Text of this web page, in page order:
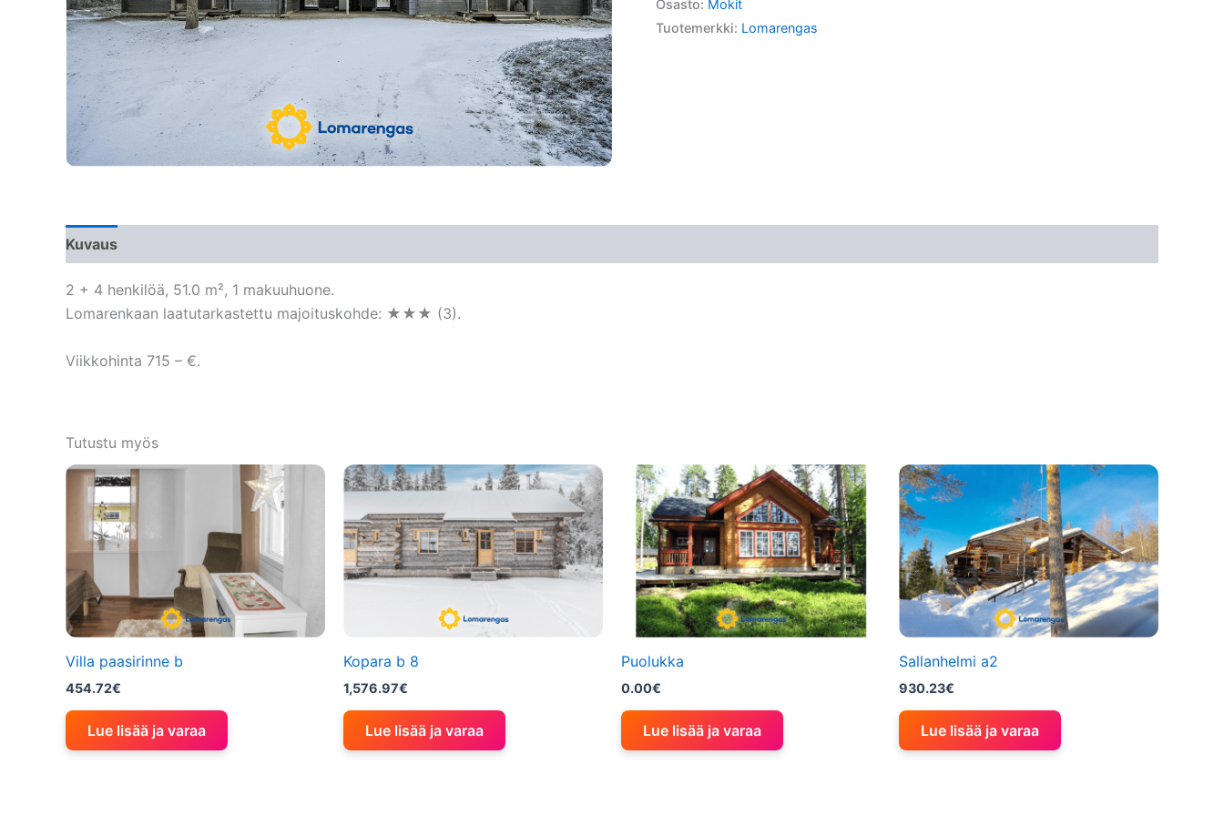
Osasto: Mokit
Tuotemerkki: Lomarengas
Kuvaus
2 + 4 henkilöä, 51.0 m², 1 makuuhuone.
Lomarenkaan laatutarkastettu majoituskohde: ★★★ (3).
Viikkohinta 715 – €.
Tutustu myös
Villa paasirinne b
454.72€
Lue lisää ja varaa
Kopara b 8
1,576.97€
Lue lisää ja varaa
Puolukka
0.00€
Lue lisää ja varaa
Sallanhelmi a2
930.23€
Lue lisää ja varaa